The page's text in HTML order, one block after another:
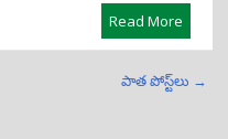
Read More
పాత పోస్ట్‌లు →